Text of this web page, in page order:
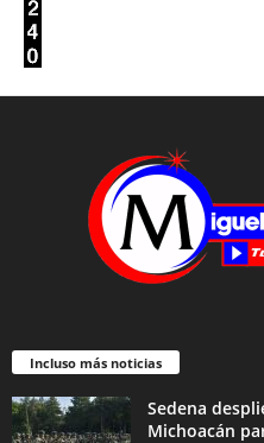
Incluso más noticias
Sedena
Michoacán